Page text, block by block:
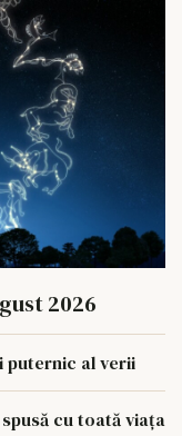
2026
puternic al verii
cu toată viața